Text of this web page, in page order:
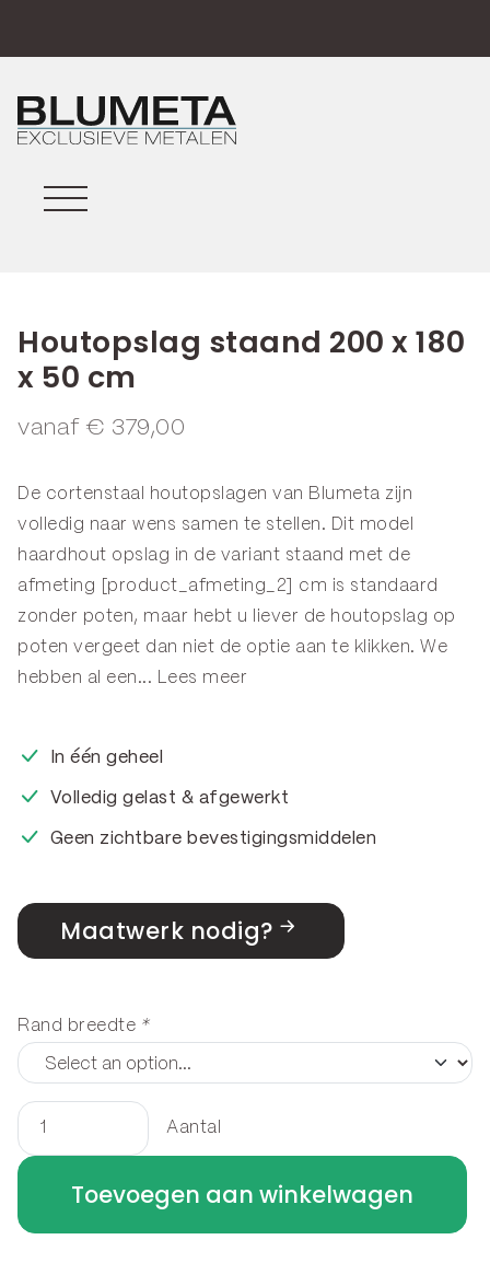
Houtopslag staand 200 x 180
x 50 cm
vanaf € 379,00
De cortenstaal houtopslagen van Blumeta zijn
volledig naar wens samen te stellen. Dit model
haardhout opslag in de variant staand met de
afmeting [product_afmeting_2] cm is standaard
zonder poten, maar hebt u liever de houtopslag op
poten vergeet dan niet de optie aan te klikken. We
hebben al een... Lees meer
In één geheel
Volledig gelast & afgewerkt
Geen zichtbare bevestigingsmiddelen
Maatwerk nodig?
Rand breedte *
Houtopslag
staand
x
Aantal
Toevoegen aan winkelwagen